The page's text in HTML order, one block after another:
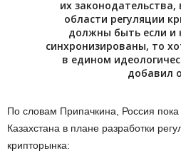
их законодательства,
области регуляции
должны быть если и
синхронизированы, то
в едином
добавил
По словам Припачкина, Россия пока
Казахстана в плане разработки
крипторынка: